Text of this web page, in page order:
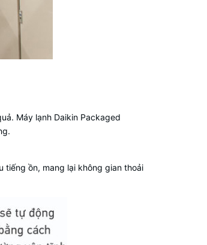
Máy lạnh Daikin Packaged
tiếng ồn, mang lại không gian thoải